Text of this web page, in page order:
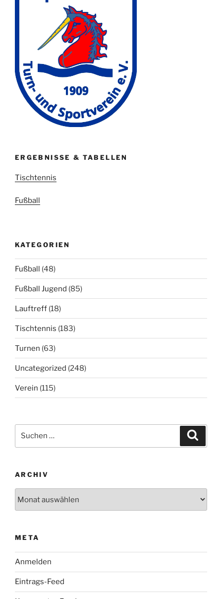
ERGEBNISSE & TABELLEN
Tischtennis
Fußball
KATEGORIEN
Fußball (48)
Fußball Jugend (85)
Lauftreff (18)
Tischtennis (183)
Turnen (63)
Uncategorized (248)
Verein (115)
nach:
ARCHIV
META
Anmelden
Eintrags-Feed